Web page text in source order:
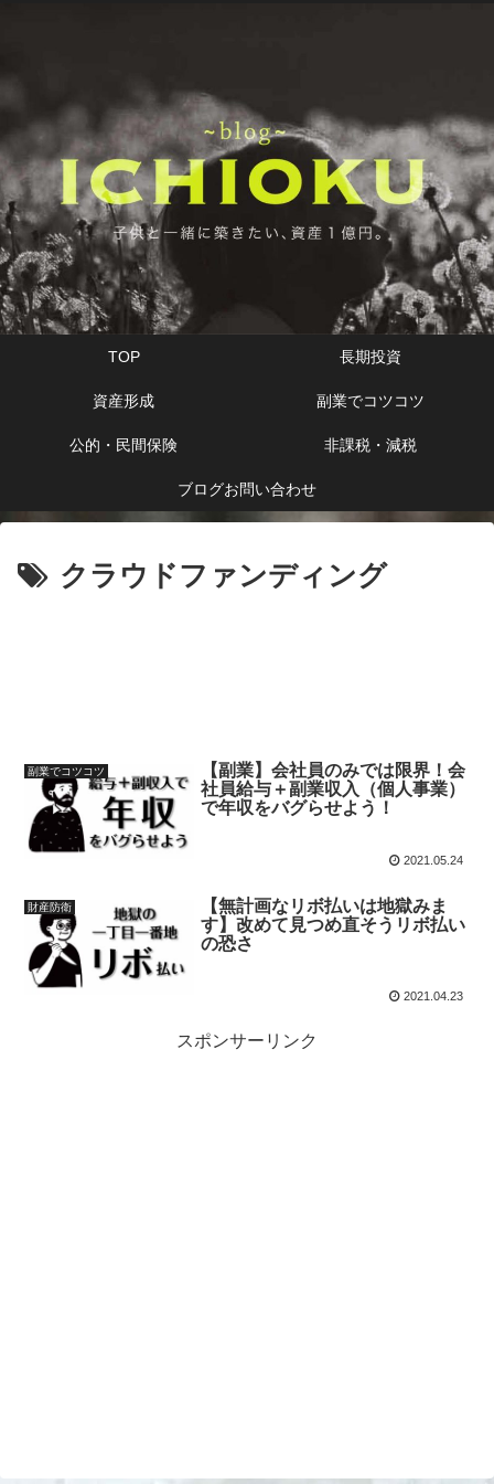
TOP 長期投資
資産形成 副業でコツコツ
公的・民間保険 非課税・減税
ブログお問い合わせ
クラウドファンディング
副業でコツコツ
【副業】会社員のみでは限界！会
社員給与＋副業収入（個人事業）
で年収をバグらせよう！
2021.05.24
財産防衛
【無計画なリボ払いは地獄みま
す】改めて見つめ直そうリボ払い
の恐さ
2021.04.23
スポンサーリンク